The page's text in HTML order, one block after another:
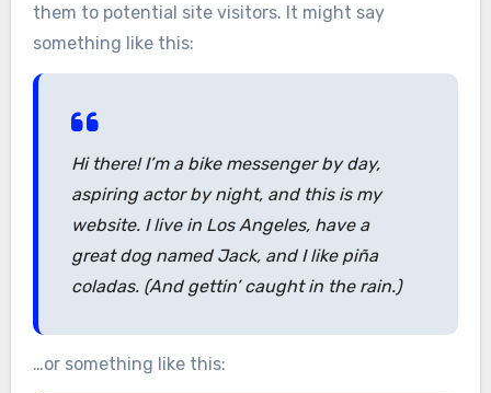
them to potential site visitors. It might say
something like this:
Hi there! I’m a bike messenger by day,
aspiring actor by night, and this is my
website. I live in Los Angeles, have a
great dog named Jack, and I like piña
coladas. (And gettin’ caught in the rain.)
…or something like this: